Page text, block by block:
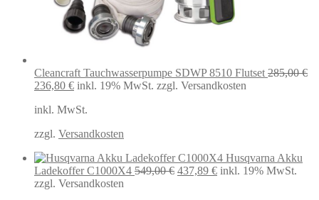
Cleancraft Tauchwasserpumpe SDWP 8510 Flutset 285,00€
Ursprünglicher
war:
236,80 €Aktueller
ist:
inkl. 19% MwSt. zzgl. Versandkosten
inkl. MwSt.
zzgl. Versandkosten
Husqvarna Akku
Ladekoffer C1000X4 549,00€ Ursprünglicher
437,89 €Aktueller
inkl. 19% MwSt.
zzgl. Versandkosten